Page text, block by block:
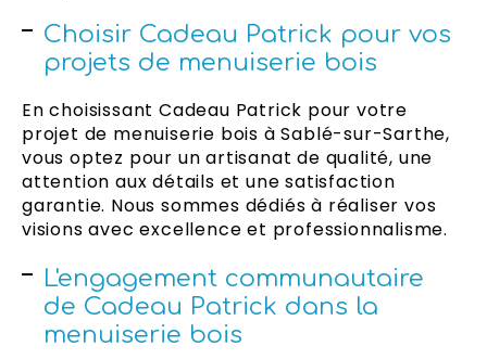
Choisir Cadeau Patrick pour vos
projets de menuiserie bois
En choisissant Cadeau Patrick pour votre
projet de menuiserie bois à Sablé-sur-Sarthe,
vous optez pour un artisanat de qualité, une
attention aux détails et une satisfaction
garantie. Nous sommes dédiés à réaliser vos
visions avec excellence et professionnalisme.
L'engagement communautaire
de Cadeau Patrick dans la
menuiserie bois